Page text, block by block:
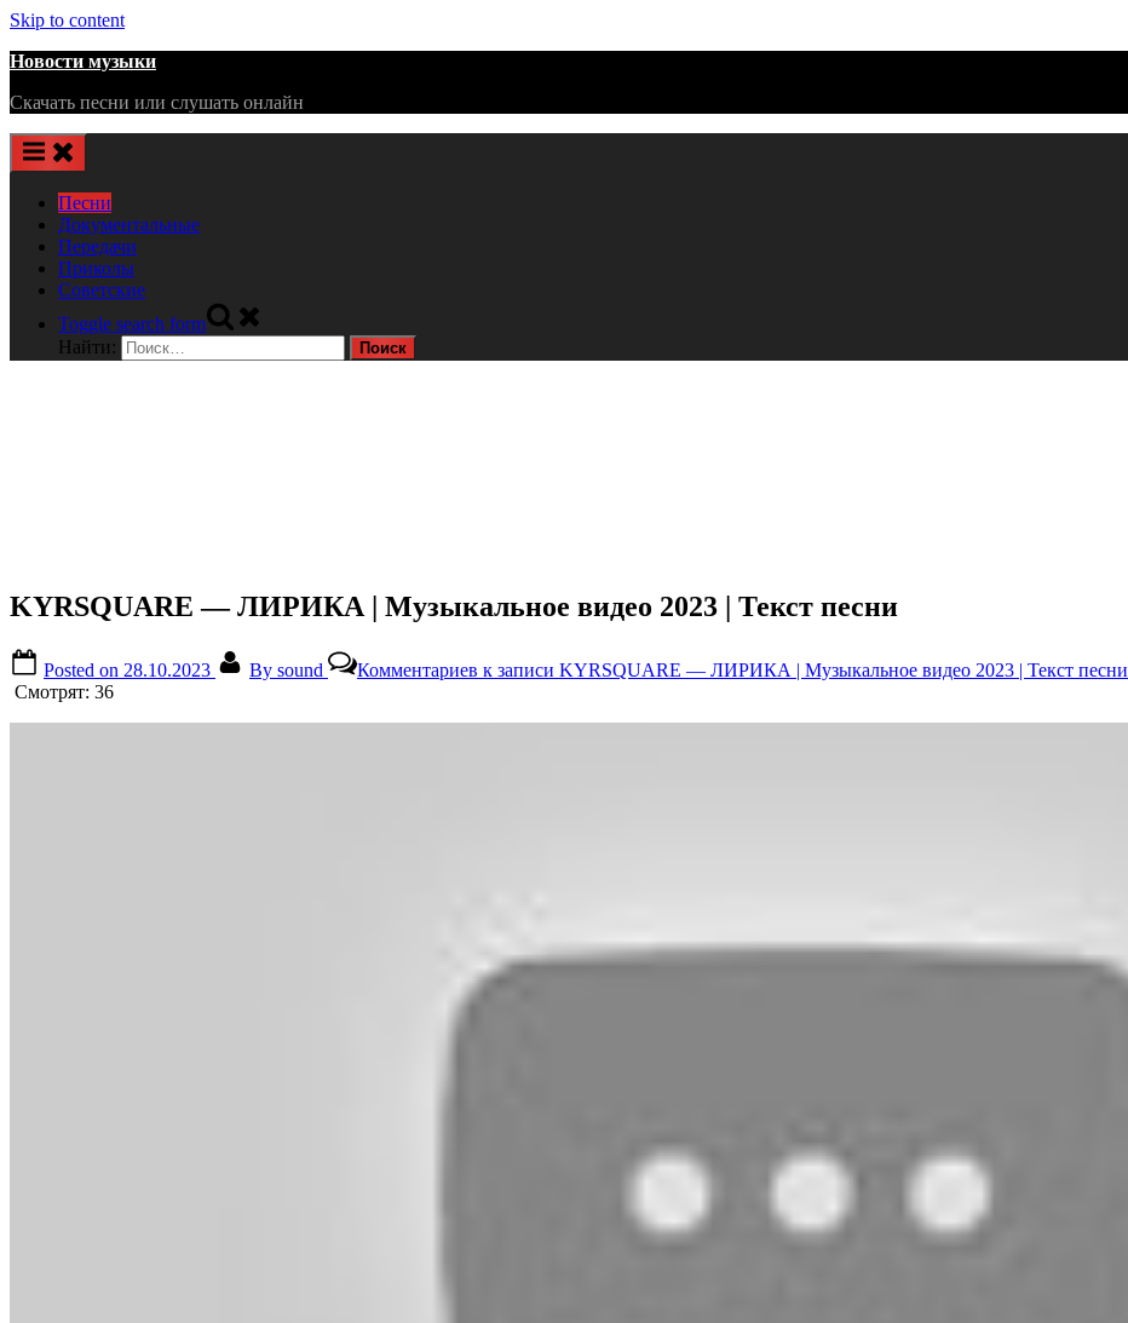
Skip to content
Новости музыки
Скачать песни или слушать онлайн
Песни
Документальные
Передачи
Приколы
Советские
Toggle search form
Найти:
KYRSQUARE — ЛИРИКА | Музыкальное видео 2023 | Текст песни
Posted on 28.10.2023 By sound Комментариев к записи KYRSQUARE — ЛИРИКА | Музыкальное видео 2023 | Текст песни
Смотрят: 36